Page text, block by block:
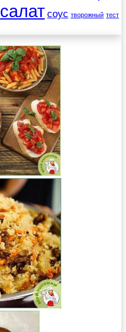
салат соус творожный тест